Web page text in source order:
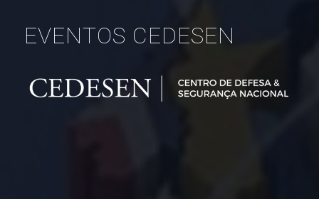
EVENTOS CEDESEN